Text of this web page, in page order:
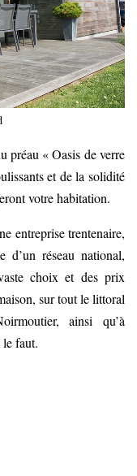
préau « Oasis de verre
et de la solidité
votre habitation.
entreprise trentenaire,
d’un réseau national,
choix et des prix
sur tout le littoral
ainsi qu’à
le faut.